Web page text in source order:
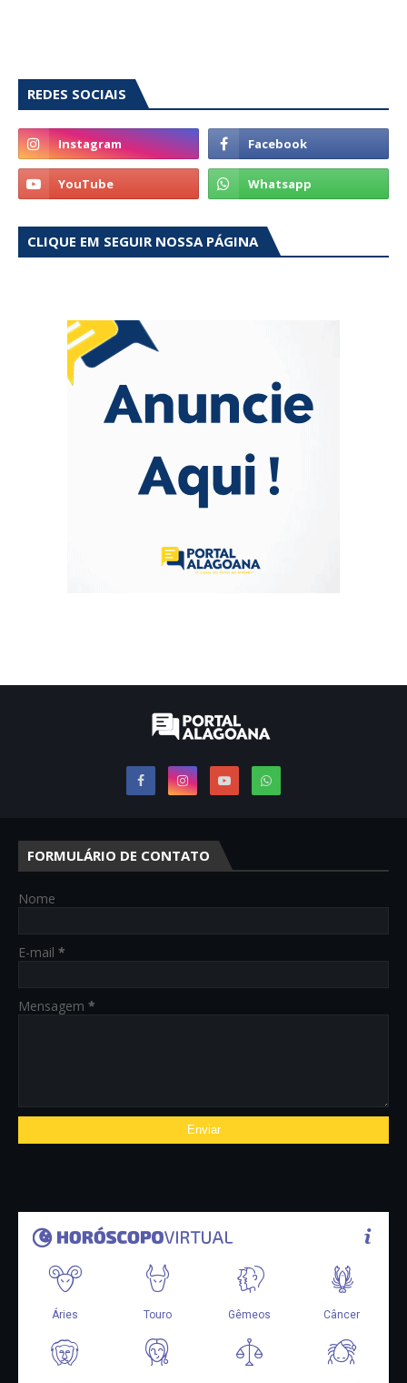
REDES SOCIAIS
CLIQUE EM SEGUIR NOSSA PÁGINA
FORMULÁRIO DE CONTATO
Nome
E-mail *
Mensagem *